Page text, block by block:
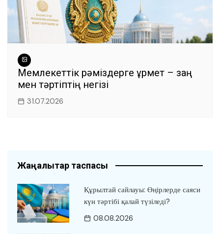
Мемлекеттік рәміздерге құрмет – заң
мен тәртіптің негізі
31.07.2026
Жаңалықтар таспасы
Құрылтай сайлауы: Өңірлерде саяси
күн тәртібі қалай түзіледі?
08.08.2026